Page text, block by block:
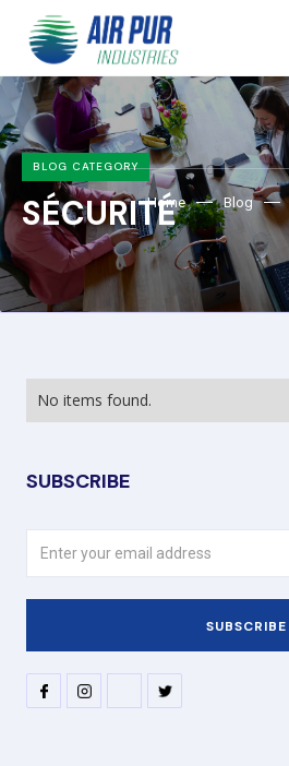
BLOG CATEGORY
SÉCURITÉ
Home Blog
No items found.
SUBSCRIBE